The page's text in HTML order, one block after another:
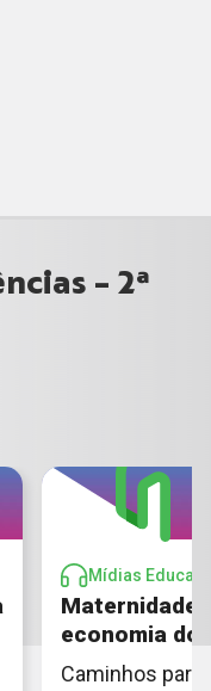
- 2ª
Mídias
Maternidade,
economia do
Caminhos para